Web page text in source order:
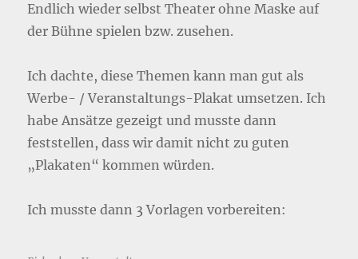
Endlich wieder selbst Theater ohne Maske auf
der Bühne spielen bzw. zusehen.
Ich dachte, diese Themen kann man gut als
Werbe- / Veranstaltungs-Plakat umsetzen. Ich
habe Ansätze gezeigt und musste dann
feststellen, dass wir damit nicht zu guten
„Plakaten“ kommen würden.
Ich musste dann 3 Vorlagen vorbereiten: